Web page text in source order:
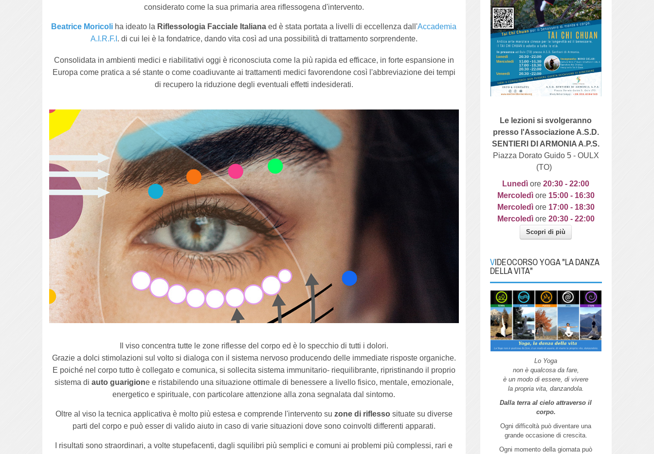
considerato come la sua primaria area riflessogena d'intervento.
Beatrice Moricoli ha ideato la Riflessologia Facciale Italiana ed è stata portata a livelli di eccellenza dall'Accademia
A.I.R.F.I . di cui lei è la fondatrice, dando vita così ad una possibilità di trattamento sorprendente.
Consolidata in ambienti medici e riabilitativi oggi è riconosciuta come la più rapida ed efficace, in forte espansione in
Europa come pratica a sé stante o come coadiuvante ai trattamenti medici favorendone così l'abbreviazione dei tempi
di recupero la riduzione degli eventuali effetti indesiderati.
Il viso concentra tutte le zone riflesse del corpo ed è lo specchio di tutti i dolori.
Grazie a dolci stimolazioni sul volto si dialoga con il sistema nervoso producendo delle immediate risposte organiche.
E poiché nel corpo tutto è collegato e comunica, si sollecita sistema immunitario- riequilibrante, ripristinando il proprio
sistema di auto guarigione e ristabilendo una situazione ottimale di benessere a livello fisico, mentale, emozionale,
energetico e spirituale, con particolare attenzione alla zona segnalata dal sintomo.
Oltre al viso la tecnica applicativa è molto più estesa e comprende l'intervento su zone di riflessosituate su diverse
parti del corpo e può esser di valido aiuto in caso di varie situazioni dove sono coinvolti differenti apparati.
I risultati sono straordinari, a volte stupefacenti, dagli squilibri più semplici e comuni ai problemi più complessi, rari e
Le lezioni si svolgeranno
presso l'Associazione A.S.D.
SENTIERI DI ARMONIA A.P.S.
Piazza Dorato Guido 5 - OULX
(TO)
Lunedìore 20:30 - 22:00
Mercoledì ore 15:00 - 16:30
Mercoledì ore 17:00 - 18:30
Mercoledì ore 20:30 - 22:00
Scopri di più
VIDEOCORSO YOGA "LA DANZA
DELLA VITA"
Lo Yoga
non è qualcosa da fare,
è un modo di essere, di vivere
la propria vita, danzandola.
Dalla terra al cielo attraverso il
corpo.
Ogni difficoltà può diventare una
grande occasione di crescita.
Ogni momento della giornata può